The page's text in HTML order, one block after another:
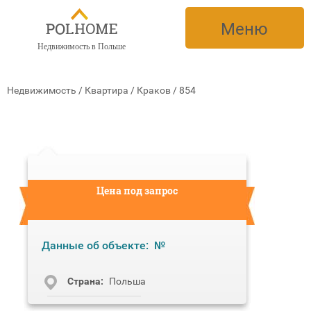
Недвижимость в Польше
Меню
Недвижимость / Квартира / Краков /854
Цена под запрос
Данные об объекте: №
Cтрана: Польша